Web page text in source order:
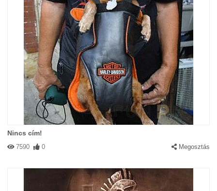
Nincs cím!
7590 0 Megosztás